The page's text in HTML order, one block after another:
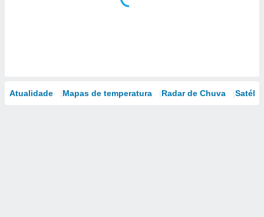
Atualidade Mapas de temperatura Radar de Chuva